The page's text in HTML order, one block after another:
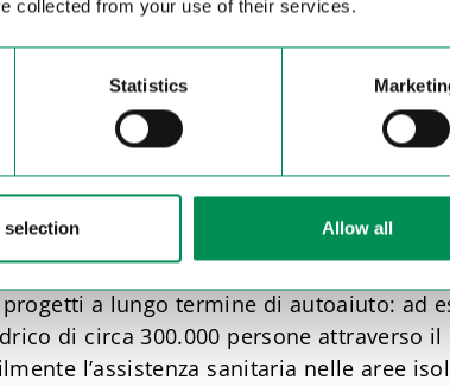
collected from your use of their services.
Statistics
selection Allow all
e Siria o le alluvioni nella valle dell’Ahr,
– sempre in linea con il proprio
come i terremoti in Turchia/Siria o le
a lungo termine di autoaiuto: ad
di circa 300.000 persone attraverso
l’assistenza sanitaria nelle aree